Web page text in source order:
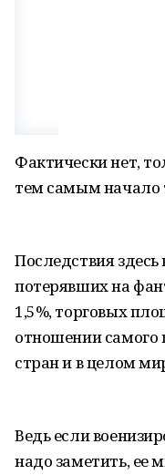
Фактически нет,
тем самым начало
Последствия
потерявших на
1,5%, торговых
отношении самого
стран и в целом
Ведь если
надо заметить, ее